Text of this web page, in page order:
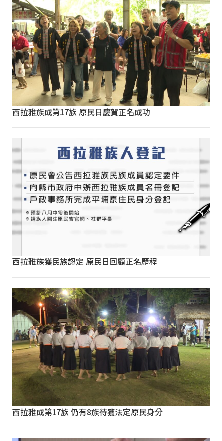
西拉雅族成第17族 原民日慶賀正名成功
西拉雅族獲民族認定 原民日回顧正名歷程
西拉雅成第17族 仍有8族待獲法定原民身分